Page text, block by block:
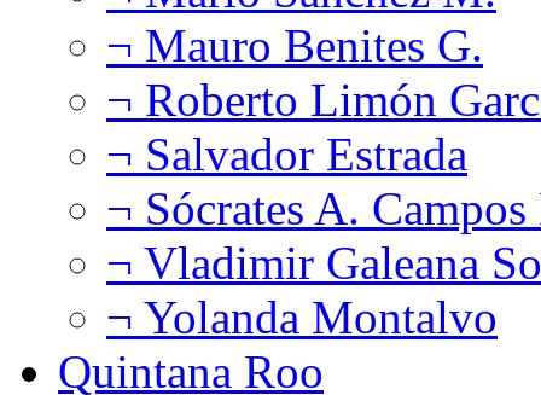
¬ Mauro Benites G.
¬ Roberto Limón
¬ Salvador Estrada
¬ Sócrates A.
¬ Vladimir Galeana
¬ Yolanda Montalvo
Quintana Roo